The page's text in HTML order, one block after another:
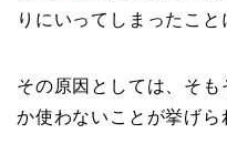
りにいってしまったこと
その原因としては、そ
か使わないことが挙げら